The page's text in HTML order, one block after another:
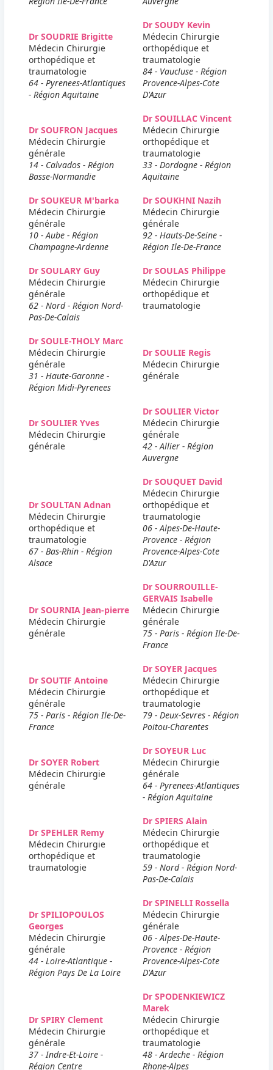
Dr SOUDRIE Brigitte
Médecin Chirurgie
orthopédique et
traumatologie
64 - Pyrenees-Atlantiques
- Région Aquitaine
Dr SOUDY Kevin
Médecin Chirurgie
orthopédique et
traumatologie
84 - Vaucluse - Région
Provence-Alpes-Cote
D'Azur
Dr SOUFRON Jacques
Médecin Chirurgie
générale
14 - Calvados - Région
Basse-Normandie
Dr SOUILLAC Vincent
Médecin Chirurgie
orthopédique et
traumatologie
33 - Dordogne - Région
Aquitaine
Dr SOUKEUR M'barka
Médecin Chirurgie
générale
10 - Aube - Région
Champagne-Ardenne
Dr SOUKHNI Nazih
Médecin Chirurgie
générale
92 - Hauts-De-Seine -
Région Ile-De-France
Dr SOULARY Guy
Médecin Chirurgie
générale
62 - Nord - Région Nord-
Pas-De-Calais
Dr SOULAS Philippe
Médecin Chirurgie
orthopédique et
traumatologie
Dr SOULE-THOLY Marc
Médecin Chirurgie
générale
31 - Haute-Garonne -
Région Midi-Pyrenees
Dr SOULIE Regis
Médecin Chirurgie
générale
Dr SOULIER Yves
Médecin Chirurgie
générale
Dr SOULIER Victor
Médecin Chirurgie
générale
42 - Allier - Région
Auvergne
Dr SOULTAN Adnan
Médecin Chirurgie
orthopédique et
traumatologie
67 - Bas-Rhin - Région
Alsace
Dr SOUQUET David
Médecin Chirurgie
orthopédique et
traumatologie
06 - Alpes-De-Haute-
Provence - Région
Provence-Alpes-Cote
D'Azur
Dr SOURNIA Jean-pierre
Médecin Chirurgie
générale
Dr SOURROUILLE-
GERVAIS Isabelle
Médecin Chirurgie
générale
75 - Paris - Région Ile-De-
France
Dr SOUTIF Antoine
Médecin Chirurgie
générale
75 - Paris - Région Ile-De-
France
Dr SOYER Jacques
Médecin Chirurgie
orthopédique et
traumatologie
79 - Deux-Sevres - Région
Poitou-Charentes
Dr SOYER Robert
Médecin Chirurgie
générale
Dr SOYEUR Luc
Médecin Chirurgie
générale
64 - Pyrenees-Atlantiques
- Région Aquitaine
Dr SPEHLER Remy
Médecin Chirurgie
orthopédique et
traumatologie
Dr SPIERS Alain
Médecin Chirurgie
orthopédique et
traumatologie
59 - Nord - Région Nord-
Pas-De-Calais
Dr SPILIOPOULOS
Georges
Médecin Chirurgie
générale
44 - Loire-Atlantique -
Région Pays De La Loire
Dr SPINELLI Rossella
Médecin Chirurgie
générale
06 - Alpes-De-Haute-
Provence - Région
Provence-Alpes-Cote
D'Azur
Dr SPIRY Clement
Médecin Chirurgie
générale
37 - Indre-Et-Loire -
Région Centre
Dr SPODENKIEWICZ
Marek
Médecin Chirurgie
orthopédique et
traumatologie
48 - Ardeche - Région
Rhone-Alpes